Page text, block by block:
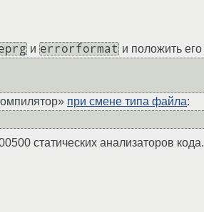
и errorformat и положить его
при смене типа файла:
статических анализаторов кода.